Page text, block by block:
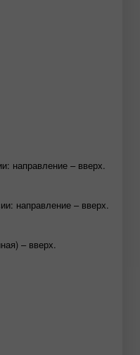
направление – вверх.
направление – вверх.
– вверх.